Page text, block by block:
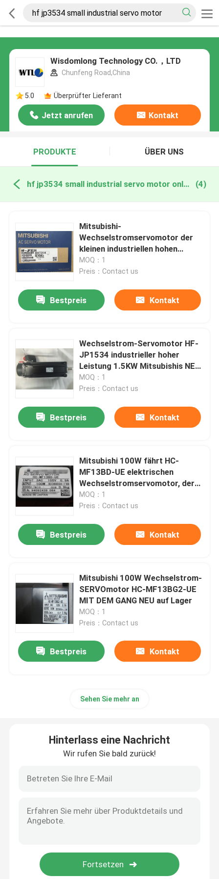
Wisdomlong Technology CO.，LTD
Chunfeng Road,China
5.0 Überprüfter Lieferant
Jetzt anrufen Kontakt
PRODUKTE ÜBER UNS
hf jp3534 small industrial servo motor online manufacture (4)
Mitsubishi-
Wechselstromservomotor der
kleinen industriellen hohen
Leistung des Servomotorhf-
jp3534
MOQ：1
Preis：Contact us
Bestpreis Kontakt
Wechselstrom-Servomotor HF-
JP1534 industrieller hoher
Leistung 1.5KW Mitsubishis NEU
auf Lager
MOQ：1
Preis：Contact us
Bestpreis Kontakt
Mitsubishi 100W fährt HC-
MF13BD-UE elektrischen
Wechselstromservomotor, der
auf Lager NEU ist
MOQ：1
Preis：Contact us
Bestpreis Kontakt
Mitsubishi 100W Wechselstrom-
SERVOmotor HC-MF13BG2-UE
MIT DEM GANG NEU auf Lager
MOQ：1
Preis：Contact us
Bestpreis Kontakt
Sehen Sie mehr an
Hinterlass eine Nachricht
Wir rufen Sie bald zurück!